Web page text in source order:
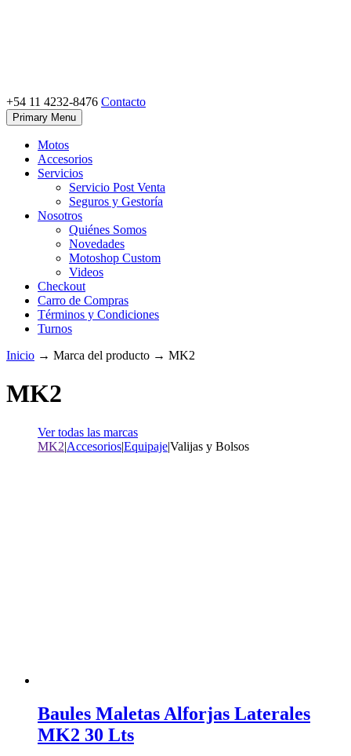
Motoshop Ezeiza
Motos y Accesorios
+54 11 4232-8476 Contacto
Primary Menu
Motos
Accesorios
Servicios
Servicio Post Venta
Seguros y Gestoría
Nosotros
Quiénes Somos
Novedades
Motoshop Custom
Videos
Checkout
Carro de Compras
Términos y Condiciones
Turnos
Inicio → Marca del producto → MK2
MK2
Ver todas las marcas
MK2|Accesorios|Equipaje|Valijas y Bolsos
Baules Maletas Alforjas Laterales
MK2 30 Lts